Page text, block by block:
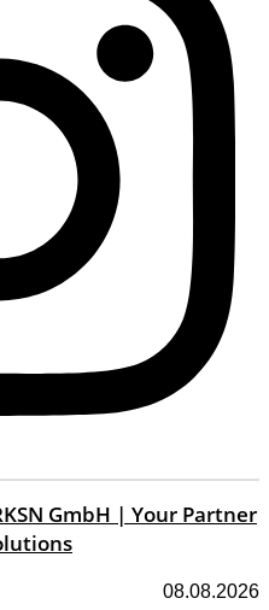
GmbH | Your Partner
08.08.2026